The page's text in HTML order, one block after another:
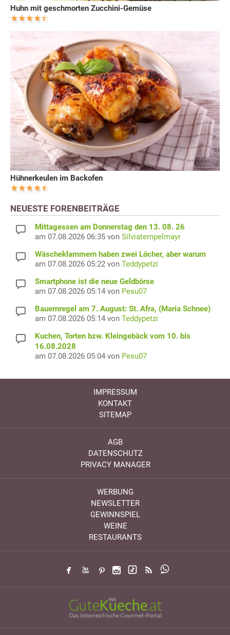
Huhn mit geschmorten Zucchini-Gemüse
Hühnerkeulen im Backofen
NEUESTE FORENBEITRÄGE
Mittagessen am Donnerstag den 13. 08. 26
am 07.08.2026 06:35 von Silviatempelmayr
Wäscheklammern haben zwei Löcher, aber warum
am 07.08.2026 05:22 von Teddypetzi
Smartphone ist die neue Geldbörse
am 07.08.2026 05:14 von Pesu07
Bauernregel am 7. August: St. Afra, (Maria Schnee)
am 07.08.2026 05:14 von Teddypetzi
Kuchen, Torten bzw. Kleingebäck vom 10. bis
16.08.2028
am 07.08.2026 05:04 von Pesu07
IMPRESSUM
KONTAKT
SITEMAP
AGB
DATENSCHUTZ
PRIVACY MANAGER
WERBUNG
NEWSLETTER
GEWINNSPIEL
WEINE
RESTAURANTS